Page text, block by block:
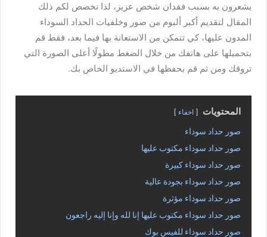
يشعرون به بسبب فقدان شخص عزيز، لذا نخصص لكم ذلك
المقال لتقديم أكبر ألبوم من صور وخلفيات الحداد السوداء
المدون عليها، كي تتمكن من الاستعانة بها فيما بعد، فقط قم
بتحميلها على هاتفك من خلال الضغط مطولًا أعلى الصورة التي
تروقك ومن ثم قم بحفظها في الاستديو الخاص بك.
المحتويات اخفاء
صور حداد سوداء
صور حداد سوداء مكتوب عليها
صور حداد سوداء كبيرة
صور حداد سوداء بجودة عالية
صور حداد سوداء مؤثرة
صور حداد سوداء مكتوب عليها إنا لله وإنا إليه راجعون
صور حداد سوداء للفيس بوك